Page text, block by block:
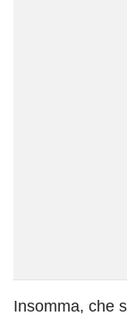
Insomma, che